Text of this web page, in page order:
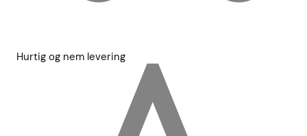
Hurtig og nem levering